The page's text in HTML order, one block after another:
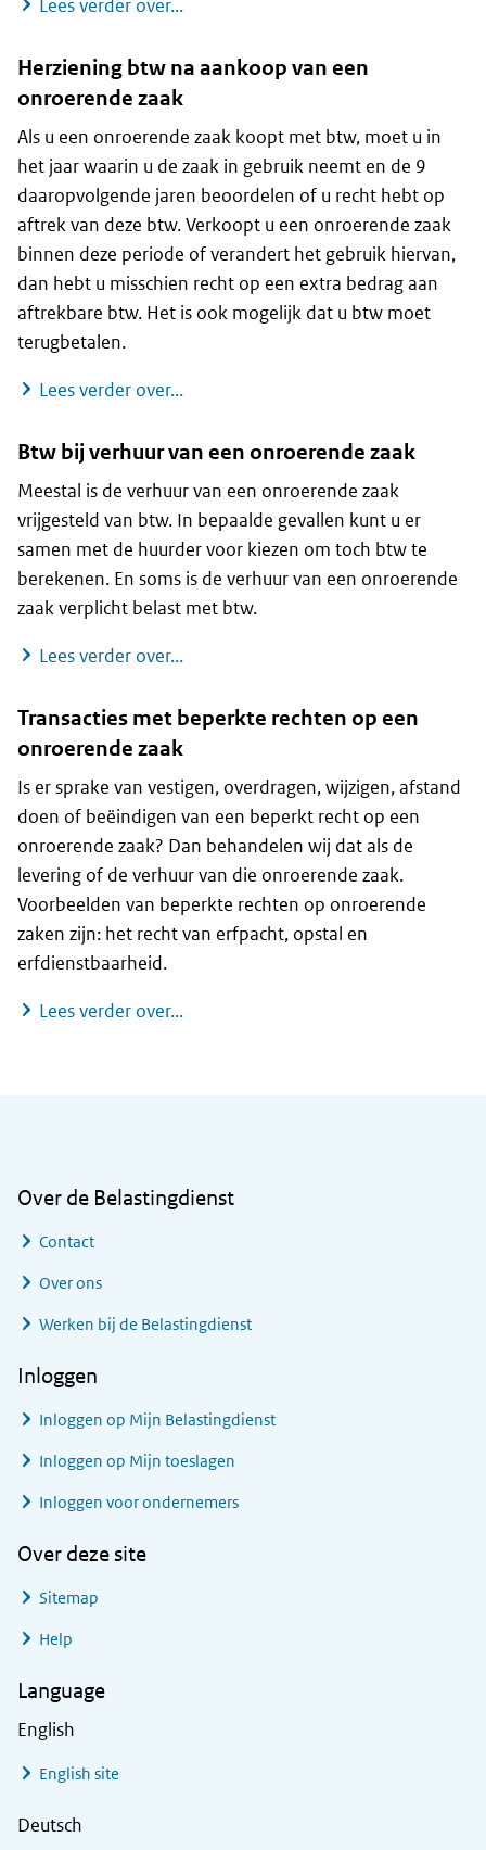
Lees verder over...
Herziening btw na aankoop van een
onroerende zaak
Als u een onroerende zaak koopt met btw, moet u in
het jaar waarin u de zaak in gebruik neemt en de 9
daaropvolgende jaren beoordelen of u recht hebt op
aftrek van deze btw. Verkoopt u een onroerende zaak
binnen deze periode of verandert het gebruik hiervan,
dan hebt u misschien recht op een extra bedrag aan
aftrekbare btw. Het is ook mogelijk dat u btw moet
terugbetalen.
Lees verder over...Herziening btw na aankoop van een
Btw bij verhuur van een onroerende zaak
Meestal is de verhuur van een onroerende zaak
vrijgesteld van btw. In bepaalde gevallen kunt u er
samen met de huurder voor kiezen om toch btw te
berekenen. En soms is de verhuur van een onroerende
zaak verplicht belast met btw.
Lees verder over...Btw bij verhuur van een onroerende
Transacties met beperkte rechten op een
onroerende zaak
Is er sprake van vestigen, overdragen, wijzigen, afstand
doen of beëindigen van een beperkt recht op een
onroerende zaak? Dan behandelen wij dat als de
levering of de verhuur van die onroerende zaak.
Voorbeelden van beperkte rechten op onroerende
zaken zijn: het recht van erfpacht, opstal en
erfdienstbaarheid.
Lees verder over...Transacties met beperkte rechten
Over de Belastingdienst
Contact
Over ons
Werken bij de Belastingdienst
Inloggen
Inloggen op Mijn Belastingdienst
Inloggen op Mijn toeslagen
Inloggen voor ondernemers
Over deze site
Sitemap
Help
Language
English
English site
Deutsch